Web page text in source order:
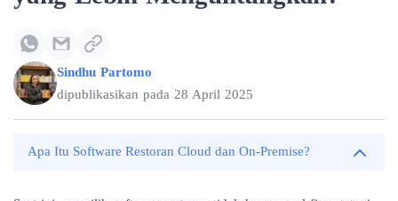
Sindhu Partomo
dipublikasikan pada 28 April 2025
Apa Itu Software Restoran Cloud dan On-Premise?